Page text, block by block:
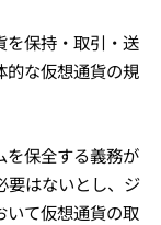
を保持・取引・送
的な仮想通貨の規
を保全する義務が
要はないとし、ジ
いて仮想通貨の取